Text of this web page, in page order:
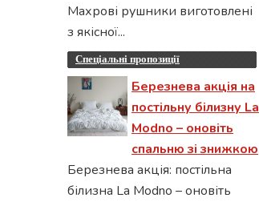
Махрові рушники виготовлені
з якісної...
Спеціальні пропозиції
Березнева акція на
постільну білизну La
Modno – оновіть
спальню зі знижкою
Березнева акція: постільна
білизна La Modno – оновіть